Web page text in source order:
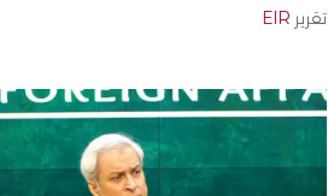
تقرير EIR